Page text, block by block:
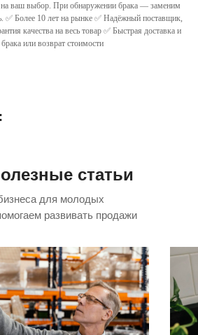
ваш выбор. При обнаружении брака — заменим
✅ Более 10 лет на рынке ✅ Надёжный поставщик,
качества на весь товар ✅ Быстрая доставка и
или возврат стоимости
статьи
для молодых
развивать продажи